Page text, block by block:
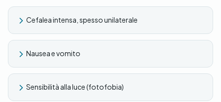
Cefalea intensa, spesso unilaterale
Nausea e vomito
Sensibilità alla luce (fotofobia)